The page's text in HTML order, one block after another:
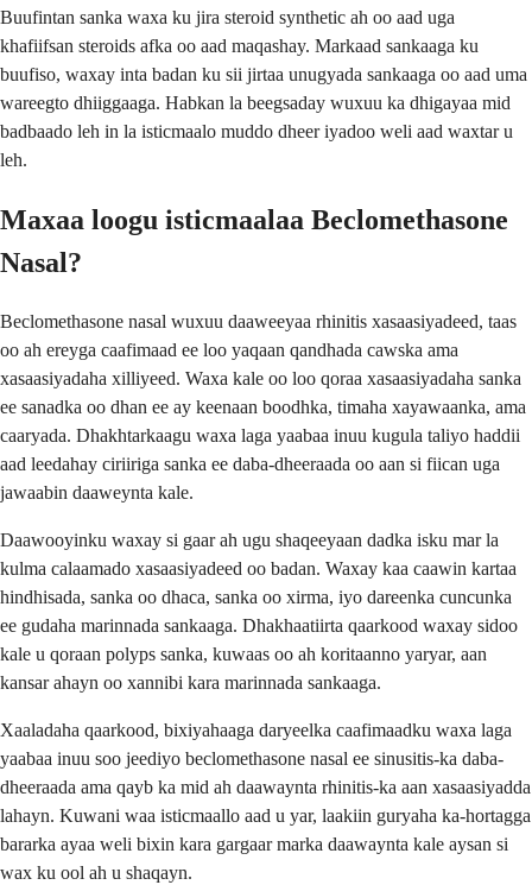
Buufintan sanka waxa ku jira steroid synthetic ah oo aad uga
khafiifsan steroids afka oo aad maqashay. Markaad sankaaga ku
buufiso, waxay inta badan ku sii jirtaa unugyada sankaaga oo aad uma
wareegto dhiiggaaga. Habkan la beegsaday wuxuu ka dhigayaa mid
badbaado leh in la isticmaalo muddo dheer iyadoo weli aad waxtar u
leh.
Maxaa loogu isticmaalaa Beclomethasone
Nasal?
Beclomethasone nasal wuxuu daaweeyaa rhinitis xasaasiyadeed, taas
oo ah ereyga caafimaad ee loo yaqaan qandhada cawska ama
xasaasiyadaha xilliyeed. Waxa kale oo loo qoraa xasaasiyadaha sanka
ee sanadka oo dhan ee ay keenaan boodhka, timaha xayawaanka, ama
caaryada. Dhakhtarkaagu waxa laga yaabaa inuu kugula taliyo haddii
aad leedahay ciriiriga sanka ee daba-dheeraada oo aan si fiican uga
jawaabin daaweynta kale.
Daawooyinku waxay si gaar ah ugu shaqeeyaan dadka isku mar la
kulma calaamado xasaasiyadeed oo badan. Waxay kaa caawin kartaa
hindhisada, sanka oo dhaca, sanka oo xirma, iyo dareenka cuncunka
ee gudaha marinnada sankaaga. Dhakhaatiirta qaarkood waxay sidoo
kale u qoraan polyps sanka, kuwaas oo ah koritaanno yaryar, aan
kansar ahayn oo xannibi kara marinnada sankaaga.
Xaaladaha qaarkood, bixiyahaaga daryeelka caafimaadku waxa laga
yaabaa inuu soo jeediyo beclomethasone nasal ee sinusitis-ka daba-
dheeraada ama qayb ka mid ah daawaynta rhinitis-ka aan xasaasiyadda
lahayn. Kuwani waa isticmaallo aad u yar, laakiin guryaha ka-hortagga
bararka ayaa weli bixin kara gargaar marka daawaynta kale aysan si
wax ku ool ah u shaqayn.